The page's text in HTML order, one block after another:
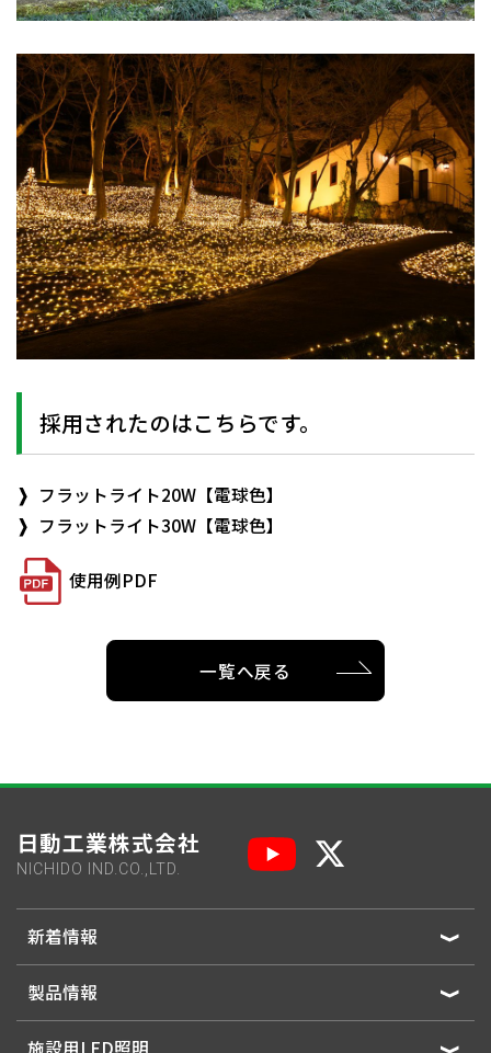
採用されたのはこちらです。
フラットライト20W【電球色】
フラットライト30W【電球色】
使用例PDF
一覧へ戻る
日動工業株式会社
NICHIDO IND.CO.,LTD.
新着情報
製品情報